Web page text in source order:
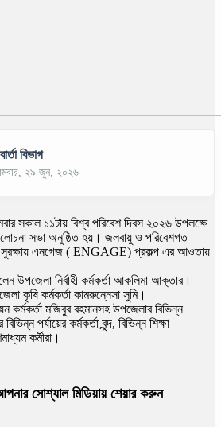
বিভাগ
২৯ জুন, ২০২৬
সকাল ১১টায় বিশ্ব পরিবেশ দিবস ২০২৬ উপলক্ষে
সভা অনুষ্ঠিত হয়। জলবায়ু ও পরিবেশগত
সুরক্ষায় এনগেজ ( ENGAGE) প্রকল্প এর আওতায়
উপজেলা নির্বাহী কর্মকর্তা আকলিমা আক্তার।
কৃষি কর্মকর্তা কামরুন্নেসা সুমি।
মজিবুর রহমানসহ উপজেলার বিভিন্ন
পর্যায়ের কর্মকর্তা বৃন্দ, বিভিন্ন শিক্ষা
কর্মীরা।
সোশ্যাল মিডিয়ায় শেয়ার করুন